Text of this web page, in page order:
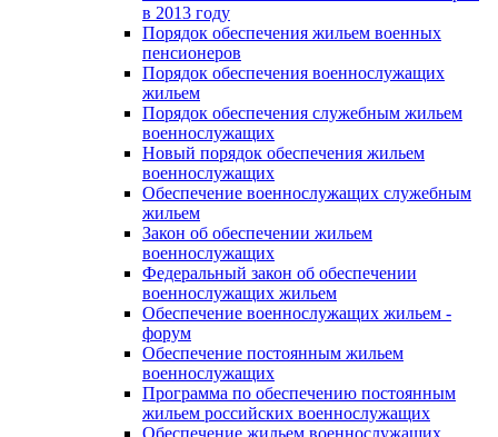
в 2013 году
Порядок обеспечения жильем военных
пенсионеров
Порядок обеспечения военнослужащих
жильем
Порядок обеспечения служебным жильем
военнослужащих
Новый порядок обеспечения жильем
военнослужащих
Обеспечение военнослужащих служебным
жильем
Закон об обеспечении жильем
военнослужащих
Федеральный закон об обеспечении
военнослужащих жильем
Обеспечение военнослужащих жильем -
форум
Обеспечение постоянным жильем
военнослужащих
Программа по обеспечению постоянным
жильем российских военнослужащих
Обеспечение жильем военнослужащих